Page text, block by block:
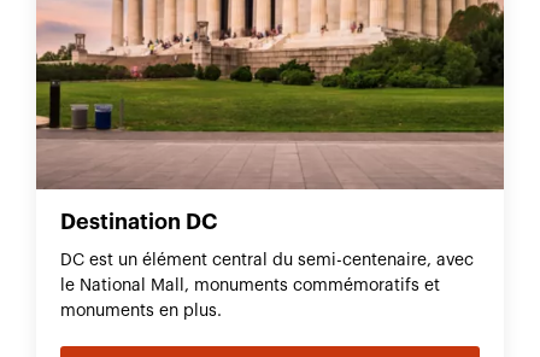
Destination DC
DC est un élément central du semi-centenaire, avec
le National Mall, monuments commémoratifs et
monuments en plus.